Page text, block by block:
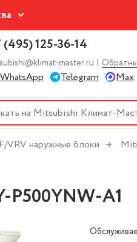
(495) 125-36-14
master.ru |
WhatsApp Telegram Max
VRV наружные блоки
P500YNW-A1